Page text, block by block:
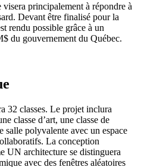
principalement à répondre à
Devant être finalisé pour la
rendu possible grâce à un
du gouvernement du Québec.
32 classes. Le projet inclura
classe d’art, une classe de
salle polyvalente avec un espace
La conception
UN architecture se distinguera
avec des fenêtres aléatoires